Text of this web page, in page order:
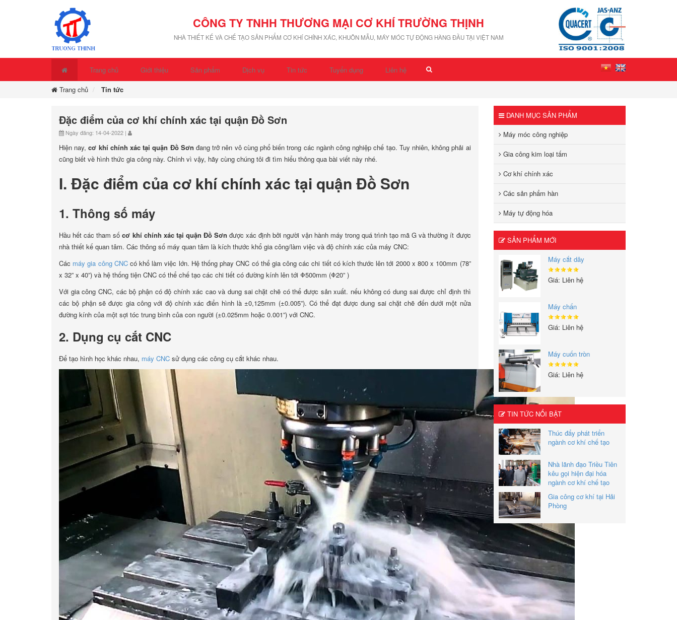
CÔNG TY TNHH THƯƠNG MẠI CƠ KHÍ TRƯỜNG THỊNH
NHÀ THIẾT KẾ VÀ CHẾ TẠO SẢN PHẨM CƠ KHÍ CHÍNH XÁC, KHUÔN MẪU, MÁY MÓC TỰ ĐỘNG HÀNG ĐẦU TẠI VIỆT NAM
Trang chủ Giới thiệu Sản phẩm Dịch vụ Tin tức Tuyển dụng Liên hệ
Trang chủ Tin tức
Đặc điểm của cơ khí chính xác tại quận Đồ Sơn
Ngày đăng: 14-04-2022 |
Hiện nay,cơ khí chính xác tại quận Đồ Sơn đang trở nên vô cùng phổ biến trong các ngành công nghiệp chế tạo. Tuy nhiên, không phải ai
cũng biết về hình thức gia công này. Chính vì vậy, hãy cùng chúng tôi đi tìm hiểu thông qua bài viết này nhé.
I. Đặc điểm của cơ khí chính xác tại quận Đồ Sơn
1. Thông số máy
Hầu hết các tham sốcơ khí chính xác tại quận Đồ Sơn được xác định bởi người vận hành máy trong quá trình tạo mã G và thường ít được
nhà thiết kế quan tâm. Các thông số máy quan tâm là kích thước khổ gia công/làm việc và độ chính xác của máy CNC:
Các máy gia công CNCcó khổ làm việc lớn. Hệ thống phay CNC có thể gia công các chi tiết có kích thước lên tới 2000 x 800 x 100mm (78”
x 32” x 40”) và hệ thống tiện CNC có thể chế tạo các chi tiết có đường kính lên tới Φ500mm (Φ20” )
Với gia công CNC, các bộ phận có độ chính xác cao và dung sai chặt chẽ có thể được sản xuất. nếu không có dung sai được chỉ định thì
các bộ phận sẽ được gia công với độ chính xác điển hình là ±0,125mm (±0.005”). Có thể đạt được dung sai chặt chẽ đến dưới một nửa
đường kính của một sợi tóc trung bình của con người (±0.025mm hoặc 0.001”) với CNC.
2. Dụng cụ cắt CNC
Để tạo hình học khác nhau, máy CNC sử dụng các công cụ cắt khác nhau.
DANH MỤC SẢN PHẨM
Máy móc công nghiệp
Gia công kim loại tấm
Cơ khí chính xác
Các sản phẩm hàn
Máy tự động hóa
SẢN PHẨM MỚI
Máy cắt dây
Giá: Liên hệ
Máy chấn
Giá: Liên hệ
Máy cuốn tròn
Giá: Liên hệ
TIN TỨC NỔI BẬT
Thúc đẩy phát triển
ngành cơ khí chế tạo
Nhà lãnh đạo Triều Tiên
kêu gọi hiện đại hóa
ngành cơ khí chế tạo
Gia công cơ khí tại Hải
Phòng